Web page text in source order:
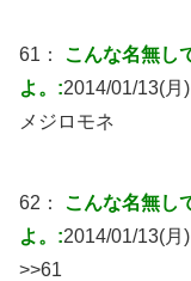
61： こんな名無し
よ。:2014/01/13(月
メジロモネ
62： こんな名無し
よ。:2014/01/13(月
>>61